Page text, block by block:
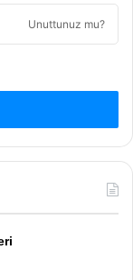
Unuttunuz mu?